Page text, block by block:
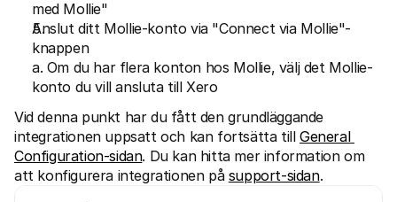
med Mollie"
Anslut ditt Mollie-konto via "Connect via Mollie"-
knappen
a. Om du har flera konton hos Mollie, välj det Mollie-
konto du vill ansluta till Xero
Vid denna punkt har du fått den grundläggande
integrationen uppsatt och kan fortsätta till General
Configuration-sidan. Du kan hitta mer information om
att konfigurera integrationen på support-sidan.